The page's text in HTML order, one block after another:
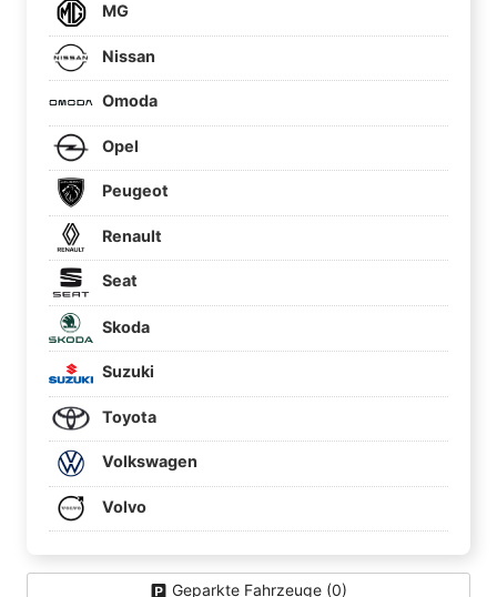
MG
Nissan
Omoda
Opel
Peugeot
Renault
Seat
Skoda
Suzuki
Toyota
Volkswagen
Volvo
Geparkte Fahrzeuge (0)